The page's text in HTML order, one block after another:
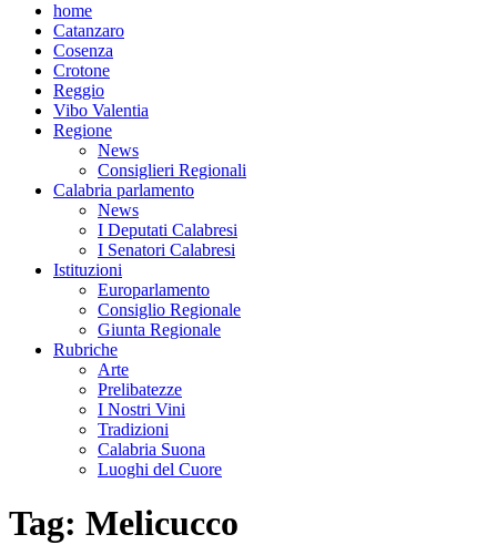
home
Catanzaro
Cosenza
Crotone
Reggio
Vibo Valentia
Regione
News
Consiglieri Regionali
Calabria parlamento
News
I Deputati Calabresi
I Senatori Calabresi
Istituzioni
Europarlamento
Consiglio Regionale
Giunta Regionale
Rubriche
Arte
Prelibatezze
I Nostri Vini
Tradizioni
Calabria Suona
Luoghi del Cuore
Tag: Melicucco